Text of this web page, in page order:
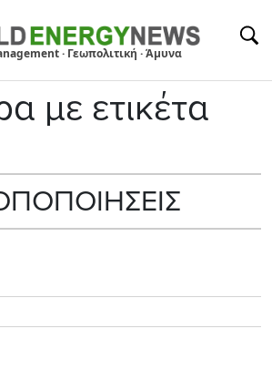
· Γεωπολιτική · Άμυνα
με ετικέτα